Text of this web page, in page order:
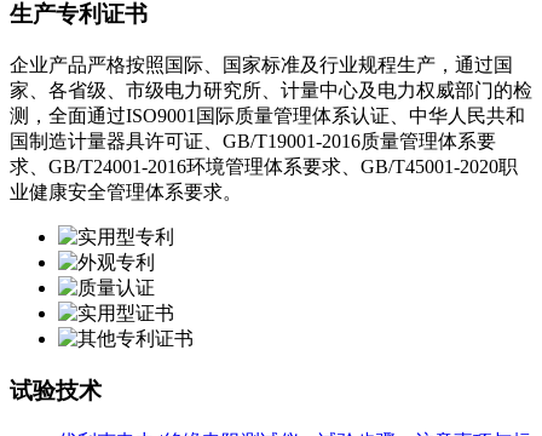
生产专利证书
企业产品严格按照国际、国家标准及行业规程生产，通过国
家、各省级、市级电力研究所、计量中心及电力权威部门的检
测，全面通过ISO9001国际质量管理体系认证、中华人民共和
国制造计量器具许可证、GB/T19001-2016质量管理体系要
求、GB/T24001-2016环境管理体系要求、GB/T45001-2020职
业健康安全管理体系要求。
试验技术